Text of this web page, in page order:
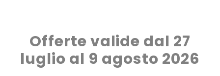
Offerte valide dal 27
luglio al 9 agosto 2026